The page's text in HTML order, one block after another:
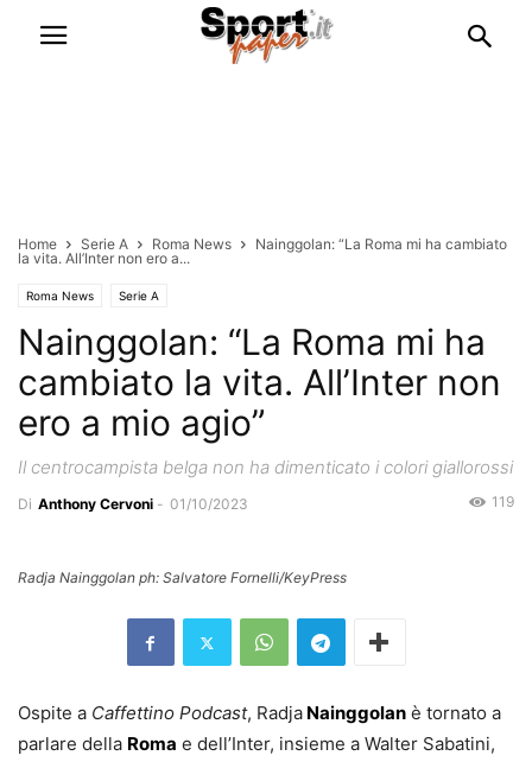
Home Serie A Roma News
Nainggolan: “La Roma mi ha cambiato
la vita. All’Inter non ero a...
Roma News Serie A
Nainggolan: “La Roma mi ha
cambiato la vita. All’Inter non
ero a mio agio”
Il centrocampista belga non ha dimenticato i colori giallorossi
Di Anthony Cervoni - 01/10/2023 119
Radja Nainggolan ph: Salvatore Fornelli/KeyPress
Ospite a Caffettino Podcast, Radja Nainggolan è tornato a
parlare della Roma e dell’Inter, insieme a Walter Sabatini,